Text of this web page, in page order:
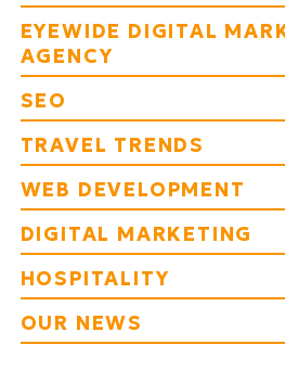
EYEWIDE DIGITAL
AGENCY
SEO
TRAVEL TRENDS
WEB DEVELOPMENT
DIGITAL MARKETING
HOSPITALITY
OUR NEWS